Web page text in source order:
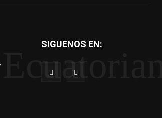
SIGUENOS EN: